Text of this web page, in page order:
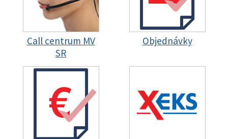
Call centrum MV
SR
Objednávky